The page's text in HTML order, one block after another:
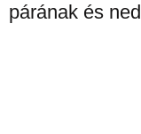
párának és